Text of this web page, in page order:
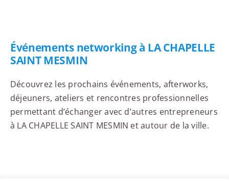
Événements networking à LA CHAPELLE
SAINT MESMIN
Découvrez les prochains événements, afterworks,
déjeuners, ateliers et rencontres professionnelles
permettant d’échanger avec d’autres entrepreneurs
à LA CHAPELLE SAINT MESMIN et autour de la ville.